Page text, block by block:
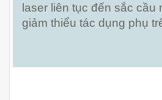
laser liên tục đến sắc cầu
giảm thiểu tác dụng phụ